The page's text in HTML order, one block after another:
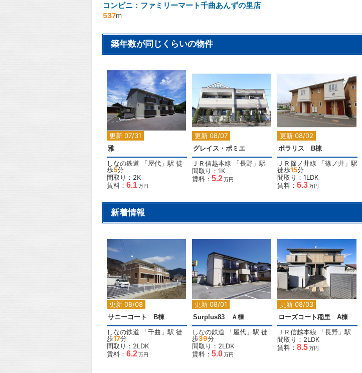
コンビニ：ファミリーマート千曲あんずの里店
537m
築年数が同じくらいの物件
更新 07/31
2
雅
しなの鉄道 「屋代 」駅 徒
歩5分
間取り：2K
賃料： 6.1万円
更新 08/07
2
グレイス・ポミエ
ＪＲ信越本線 「長野 」駅
間取り：1K
賃料： 5.2万円
更新 08/02
ポラリス B棟
ＪＲ篠ノ井線 「篠ノ井 」駅
徒歩15分
間取り：1LDK
賃料： 6.3万円
新着情報
更新 08/08
2
サニーコート B棟
しなの鉄道 「千曲 」駅 徒
歩17分
間取り：2LDK
賃料： 6.2万円
更新 08/01
2
Surplus83 Ａ棟
しなの鉄道 「屋代 」駅 徒
歩39分
間取り：2LDK
賃料： 5.0万円
更新 08/03
2
ローズコート稲里 A棟
ＪＲ信越本線 「長野 」駅
間取り：2LDK
賃料： 8.5万円